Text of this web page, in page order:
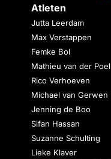
Atleten
Jutta Leerdam
Max Verstappen
Femke Bol
Mathieu van der Poel
Rico Verhoeven
Michael van Gerwen
Jenning de Boo
Sifan Hassan
Suzanne Schulting
Lieke Klaver